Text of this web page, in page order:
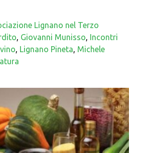
Lignano nel Terzo
, Giovanni Munisso, Incontri
, Lignano Pineta, Michele